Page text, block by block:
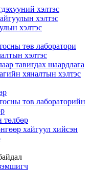
хэлтэс
хэлтэс
хэлтэс
төв лаборатори
хэлтэс
тавигдах шаардлага
хяналтын хэлтэс
төв лабораторийн
төлбөр
хайгуул хийсэн